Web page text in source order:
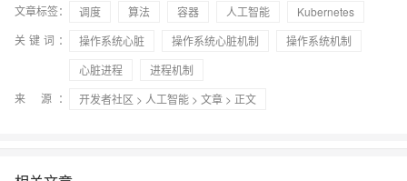
文章标签： 调度 算法 容器 人工智能
Kubernetes
关键词：
操作系统心脏 操作系统心脏机制
操作系统机制
心脏进程
进程机制
来 源：
开发者社区 > 人工智能 > 文章 > 正文